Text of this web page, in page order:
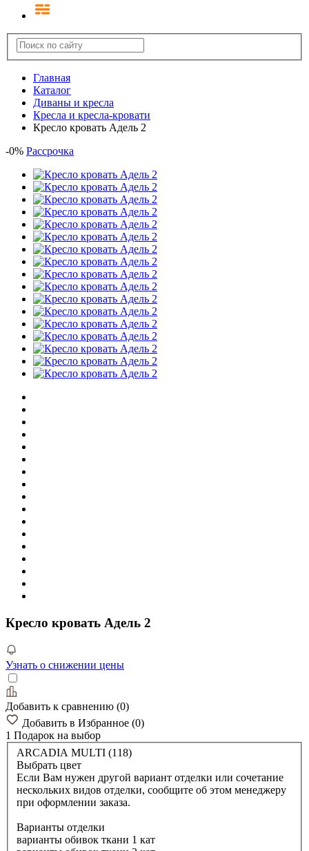
Главная
Каталог
Диваны и кресла
Кресла и кресла-кровати
Кресло кровать Адель 2
-0% Рассрочка
Кресло кровать Адель 2
Узнать о снижении цены
Добавить к сравнению (0)
Добавить в Избранное (0)
1 Подарок на выбор
ARCADIA MULTI (118)
Выбрать цвет
Если Вам нужен другой вариант отделки или сочетание
нескольких видов отделки, сообщите об этом менеджеру
при оформлении заказа.
Варианты отделки
варианты обивок ткани 1 кат